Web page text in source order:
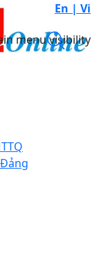
En | Vi
menu visibility